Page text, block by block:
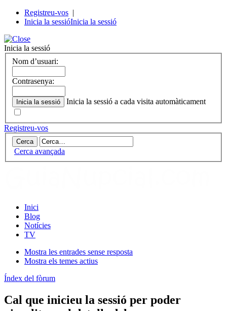
Registreu-vos |
Inicia la sessióInicia la sessió
Inicia la sessió
Nom d’usuari:
Contrasenya:
Inicia la sessió a cada visita automàticament
Registreu-vos
Cerca avançada
Inici
Blog
Notícies
TV
Mostra les entrades sense resposta
Mostra els temes actius
Índex del fòrum
Cal que inicieu la sessió per poder